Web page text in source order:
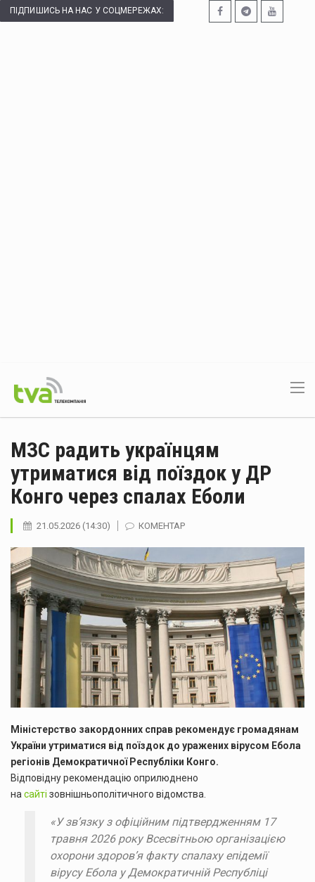
ПІДПИШИСЬ НА НАС У СОЦМЕРЕЖАХ:
МЗС радить українцям
утриматися від поїздок у ДР
Конго через спалах Еболи
21.05.2026 (14:30) КОМЕНТАР
Міністерство закордонних справ рекомендує громадянам
України утриматися від поїздок до уражених вірусом Ебола
регіонів Демократичної Республіки Конго.
Відповідну рекомендацію оприлюднено
на сайті зовнішньополітичного відомства.
«У зв’язку з офіційним підтвердженням 17
травня 2026 року Всесвітньою організацією
охорони здоров’я факту спалаху епідемії
вірусу Ебола у Демократичній Республіці